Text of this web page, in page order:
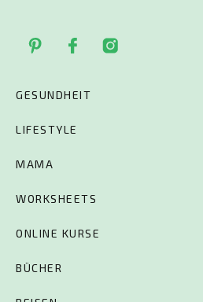
GESUNDHEIT
LIFESTYLE
MAMA
WORKSHEETS
ONLINE KURSE
BÜCHER